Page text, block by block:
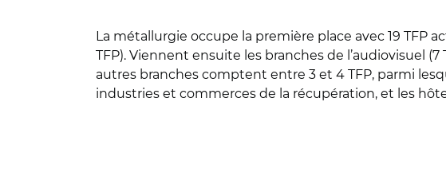
La métallurgie occupe la première place avec 19 TFP
TFP). Viennent ensuite les branches de l’audiovisuel
autres branches comptent entre 3 et 4 TFP, parmi
industries et commerces de la récupération, et les